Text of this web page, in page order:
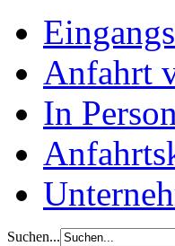
Anfahrt
In
Suchen...